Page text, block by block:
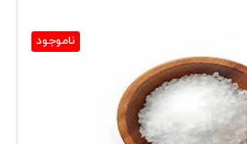
ناموجود